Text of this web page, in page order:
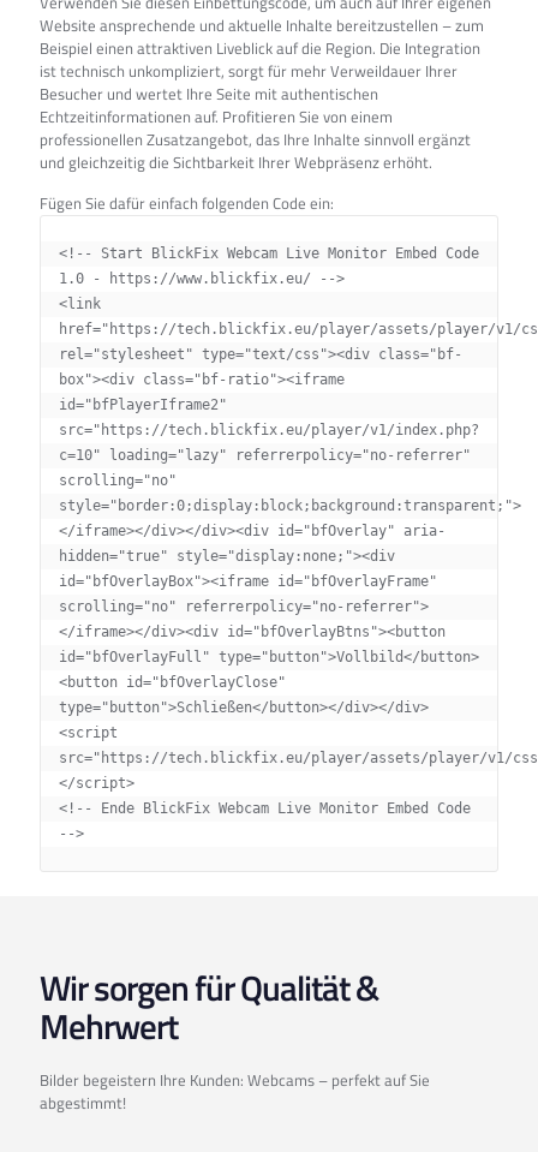
Website ansprechende und aktuelle Inhalte bereitzustellen – zum
Beispiel einen attraktiven Liveblick auf die Region. Die Integration
ist technisch unkompliziert, sorgt für mehr Verweildauer Ihrer
Besucher und wertet Ihre Seite mit authentischen
Echtzeitinformationen auf. Profitieren Sie von einem
professionellen Zusatzangebot, das Ihre Inhalte sinnvoll ergänzt
und gleichzeitig die Sichtbarkeit Ihrer Webpräsenz erhöht.
Fügen Sie dafür einfach folgenden Code ein:
<!-- Start BlickFix Webcam Live Monitor Embed Code
1.0 - https://www.blickfix.eu/ -->
<link
href="https://tech.blickfix.eu/player/assets/player/v1/
rel="stylesheet" type="text/css"><div class="bf-
box"><div class="bf-ratio"><iframe
id="bfPlayerIframe2"
src="https://tech.blickfix.eu/player/v1/index.php?
c=10" loading="lazy" referrerpolicy="no-referrer"
scrolling="no"
style="border:0;display:block;background:transparent;">
</iframe></div></div><div id="bfOverlay" aria-
hidden="true" style="display:none;"><div
id="bfOverlayBox"><iframe id="bfOverlayFrame"
scrolling="no" referrerpolicy="no-referrer">
</iframe></div><div id="bfOverlayBtns"><button
id="bfOverlayFull" type="button">Vollbild</button>
<button id="bfOverlayClose"
type="button">Schließen</button></div></div>
<script
src="https://tech.blickfix.eu/player/assets/player/v1/
</script>
<!-- Ende BlickFix Webcam Live Monitor Embed Code
-->
Wir sorgen für Qualität &
Mehrwert
Bilder begeistern Ihre Kunden: Webcams – perfekt auf Sie
abgestimmt!